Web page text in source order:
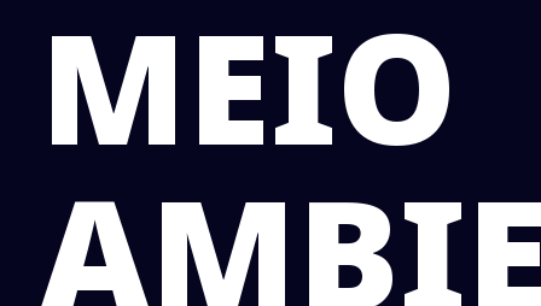
MEIO